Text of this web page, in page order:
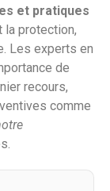
et pratiques
la protection,
Les experts en
de
recours,
comme